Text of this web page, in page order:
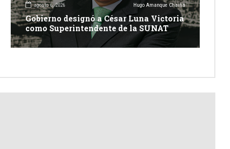
agosto 6, 2026 Hugo Amanque Chaiña
Gobierno designó a César Luna Victoria
como Superintendente de la SUNAT